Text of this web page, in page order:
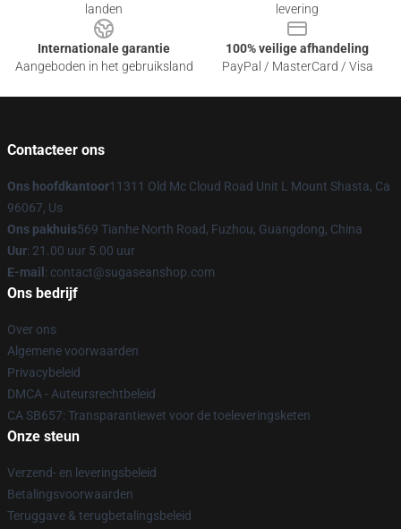
landen
levering
Internationale garantie
Aangeboden in het gebruiksland
100% veilige afhandeling
PayPal / MasterCard / Visa
Contacteer ons
Ons hoofdkantoor11311 Old Mc Cloud Road Unit L Mount Shasta, Ca
96067, Us
Ons pakhuis569 Tianhe North Road, Fuzhou, Guangdong, China
Uur: 21.00 uur 5.00 uur
E-mail : contact@sugaseanshop.com
Ons bedrijf
Over ons
Algemene voorwaarden
Privacybeleid
DMCA - Auteursrechtbeleid
CA SB657: Transparantiewet voor de toeleveringsketen
Onze steun
Verzend- en leveringsbeleid
Betalingsvoorwaarden
Teruggave & terugbetalingsbeleid